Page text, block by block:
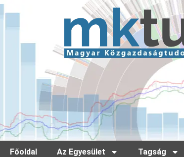
Főoldal Az Egyesület Tagság